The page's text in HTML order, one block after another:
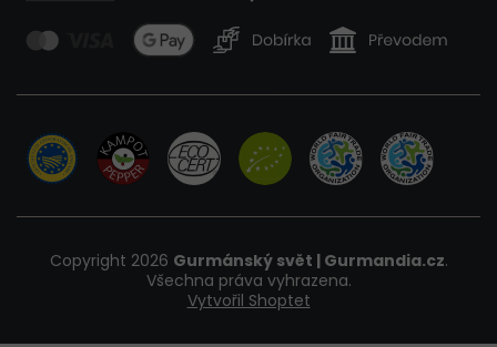
Vytvořil Shoptet
Copyright 2026 Gurmánský svět | Gurmandia.cz.
Všechna práva vyhrazena.